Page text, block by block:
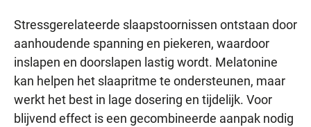
Stressgerelateerde slaapstoornissen ontstaan door
aanhoudende spanning en piekeren, waardoor
inslapen en doorslapen lastig wordt. Melatonine
kan helpen het slaapritme te ondersteunen, maar
werkt het best in lage dosering en tijdelijk. Voor
blijvend effect is een gecombineerde aanpak nodig